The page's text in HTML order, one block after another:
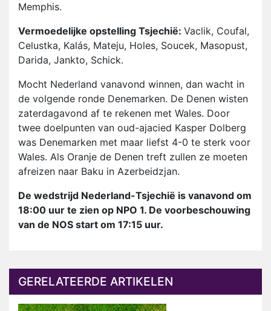
Memphis.
Vermoedelijke opstelling Tsjechië: Vaclik, Coufal,
Celustka, Kalás, Mateju, Holes, Soucek, Masopust,
Darida, Jankto, Schick.
Mocht Nederland vanavond winnen, dan wacht in
de volgende ronde Denemarken. De Denen wisten
zaterdagavond af te rekenen met Wales. Door
twee doelpunten van oud-ajacied Kasper Dolberg
was Denemarken met maar liefst 4-0 te sterk voor
Wales. Als Oranje de Denen treft zullen ze moeten
afreizen naar Baku in Azerbeidzjan.
De wedstrijd Nederland-Tsjechië is vanavond om
18:00 uur te zien op NPO 1. De voorbeschouwing
van de NOS start om 17:15 uur.
GERELATEERDE ARTIKELEN